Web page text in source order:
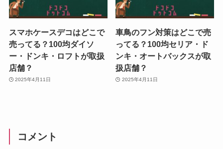
スマホケースデコはどこで
売ってる？100均ダイソ
ー・ドンキ・ロフトが取扱
店舗？
2025年4月11日
車鳥のフン対策はどこで売
ってる？100均セリア・ド
ンキ・オートバックスが取
扱店舗？
2025年4月11日
コメント